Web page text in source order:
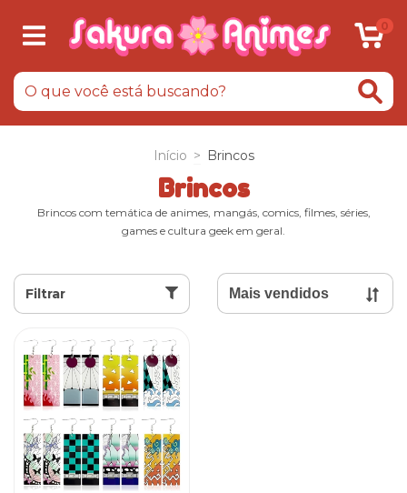
0
Início > Brincos
Brincos
Brincos com temática de animes, mangás, comics, filmes, séries,
games e cultura geek em geral.
Filtrar